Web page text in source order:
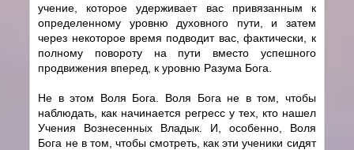
учение, которое удерживает вас привязанным к
определенному уровню духовного пути, и затем
через некоторое время подводит вас, фактически, к
полному повороту на пути вместо успешного
продвижения вперед, к уровню Разума Бога.
Не в этом Воля Бога. Воля Бога не в том, чтобы
наблюдать, как начинается регресс у тех, кто нашел
Учения Вознесенных Владык. И, особенно, Воля
Бога не в том, чтобы смотреть, как эти ученики сидят